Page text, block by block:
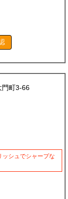
門町3-66
シュでシャープな